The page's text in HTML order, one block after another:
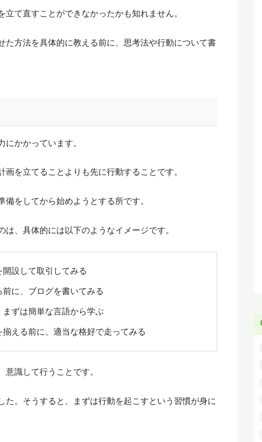
て直すことができなかったかも知れません。
た方法を具体的に教える前に、思考法や行動について書
かかっています。
画を立てることよりも先に行動することです。
をしてから始めようとする所です。
、具体的には以下のようなイメージです。
設して取引してみる
に、ブログを書いてみる
ずは簡単な言語から学ぶ
える前に、適当な格好で走ってみる
識して行うことです。
た。そうすると、まずは行動を起こすという習慣が身に